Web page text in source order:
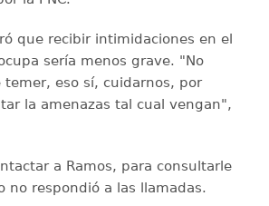
que recibir intimidaciones en el
sería menos grave. "No
eso sí, cuidarnos, por
la amenazas tal cual vengan",
a Ramos, para consultarle
no respondió a las llamadas.